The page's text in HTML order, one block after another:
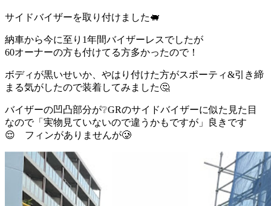
サイドバイザーを取り付けました🐖
納車から今に至り1年間バイザーレスでしたが
60オーナーの方も付けてる方多かったので！
ボディが黒いせいか、やはり付けた方がスポーティ&引き締
まる気がしたので装着してみました🤔
バイザーの凹凸部分が❔GRのサイドバイザーに似た見た目
なので「実物見ていないので違うかもですが」良きです
😌 フィンがありませんが🥲